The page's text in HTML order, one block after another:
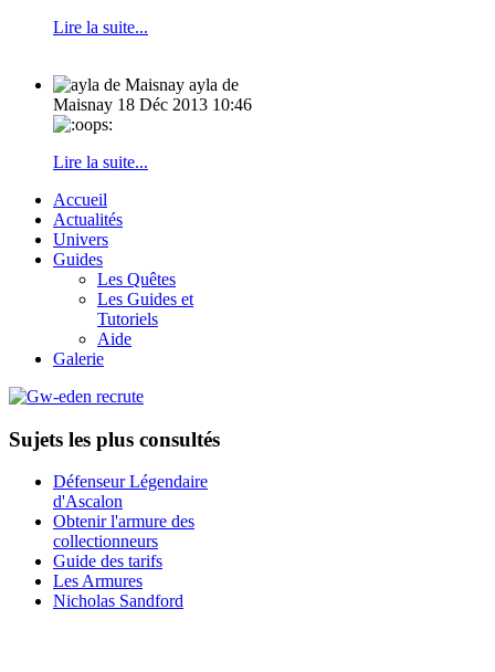
Lire la suite...
ayla de
Maisnay 18 Déc 2013 10:46
Lire la suite...
Accueil
Actualités
Univers
Guides
Les Quêtes
Les Guides et
Tutoriels
Aide
Galerie
Sujets les plus consultés
Défenseur Légendaire
d'Ascalon
Obtenir l'armure des
collectionneurs
Guide des tarifs
Les Armures
Nicholas Sandford